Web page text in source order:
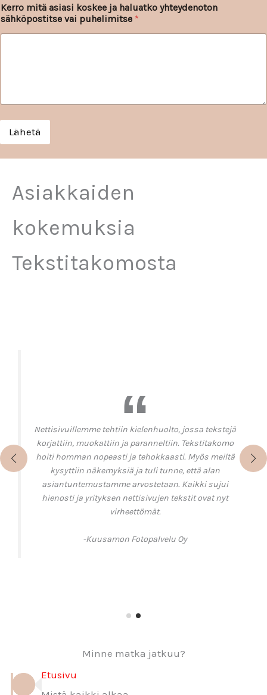
N
i
Kerro mitä asiasi koskee ja haluatko yhteydenoton
sähköpostitse vai puhelimitse *
Lähetä
Asiakkaiden
kokemuksia
Tekstitakomosta
Nettisivuillemme tehtiin kielenhuolto, jossa tekstejä
korjattiin, muokattiin ja paranneltiin. Tekstitakomo
hoiti homman nopeasti ja tehokkaasti. Myös meiltä
kysyttiin näkemyksiä ja tuli tunne, että alan
asiantuntemustamme arvostetaan. Kaikki sujui
hienosti ja yrityksen nettisivujen tekstit ovat nyt
virheettömät.
-Kuusamon Fotopalvelu Oy
Minne matka jatkuu?
Etusivu